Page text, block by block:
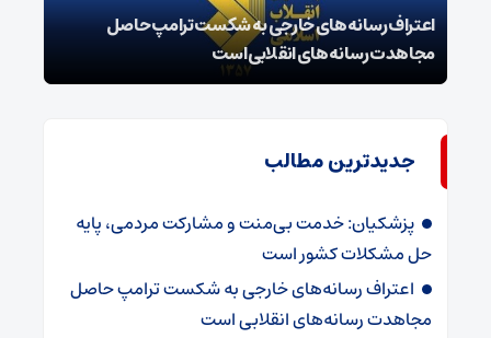
اعتراف رسانه‌های خارجی به شکست ترامپ حاصل
مجاهدت رسانه‌های انقلابی است
جدیدترین مطالب
پزشکیان: خدمت بی‌منت و مشارکت مردمی، پایه
حل مشکلات کشور است
اعتراف رسانه‌های خارجی به شکست ترامپ حاصل
مجاهدت رسانه‌های انقلابی است